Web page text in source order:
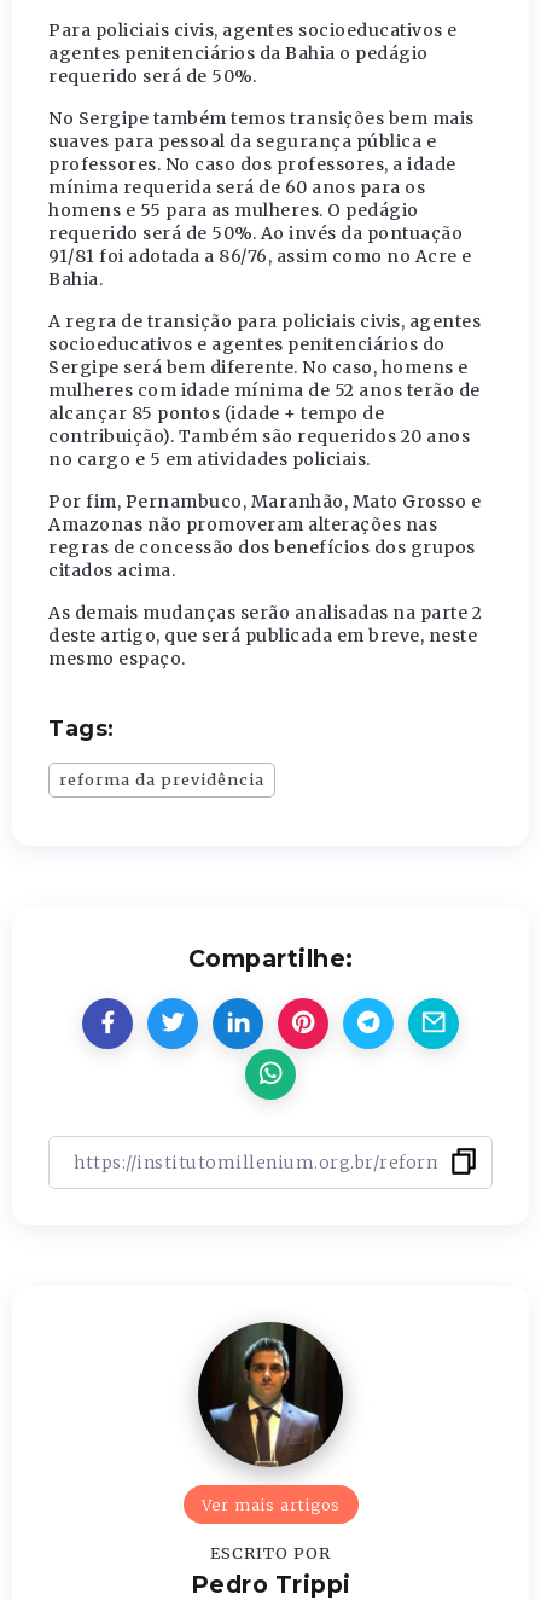
Para policiais civis, agentes socioeducativos e
agentes penitenciários da Bahia o pedágio
requerido será de 50%.
No Sergipe também temos transições bem mais
suaves para pessoal da segurança pública e
professores. No caso dos professores, a idade
mínima requerida será de 60 anos para os
homens e 55 para as mulheres. O pedágio
requerido será de 50%. Ao invés da pontuação
91/81 foi adotada a 86/76, assim como no Acre e
Bahia.
A regra de transição para policiais civis, agentes
socioeducativos e agentes penitenciários do
Sergipe será bem diferente. No caso, homens e
mulheres com idade mínima de 52 anos terão de
alcançar 85 pontos (idade + tempo de
contribuição). Também são requeridos 20 anos
no cargo e 5 em atividades policiais.
Por fim, Pernambuco, Maranhão, Mato Grosso e
Amazonas não promoveram alterações nas
regras de concessão dos benefícios dos grupos
citados acima.
As demais mudanças serão analisadas na parte 2
deste artigo, que será publicada em breve, neste
mesmo espaço.
Tags:
reforma da previdência
Compartilhe:
Ver mais artigos
ESCRITO POR
Pedro Trippi